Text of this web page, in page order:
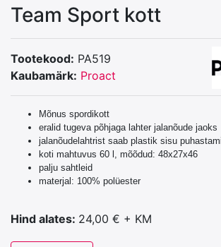
Team Sport kott
Tootekood: PA519
Kaubamärk: Proact
Mõnus spordikott
eralid tugeva põhjaga lahter jalanõude jaoks
jalanõudelahtrist saab plastik sisu
koti mahtuvus 60 l, mõõdud: 48x27x46
palju sahtleid
materjal: 100% polüester
Hind alates: 24,00 € + KM